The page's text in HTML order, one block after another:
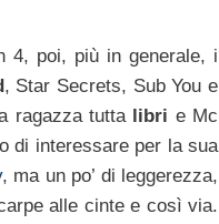
4, poi, più in generale, i
, Star Secrets, Sub You e
ragazza tutta libri e Mc
di interessare per la sua
, ma un po’ di leggerezza,
alle cinte e così via.